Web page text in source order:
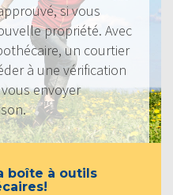
si vous
propriété. Avec
un courtier
à une vérification
envoyer
boîte à outils